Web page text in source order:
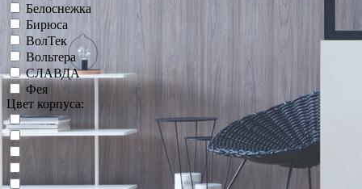
Белоснежка
Бирюса
ВолТек
Вольтера
СЛАВДА
Фея
Цвет корпуса: